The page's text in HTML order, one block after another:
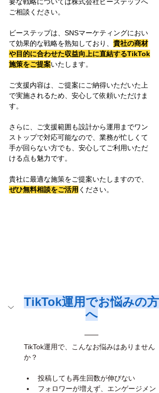
ご相談ください。
ビーステップは、SNSマーケティングにおい
て効果的な戦略を熟知しており、 貴社の商材
や目的に合わせた収益向上に直結するTikTok
施策をご提案いたします。
ご支援内容は、ご提案にご納得いただいた上
で実施されるため、安心して依頼いただけま
す。
さらに、ご支援範囲も設計から運用までワン
ストップで対応可能なので、業務が忙しくて
手が回らない方でも、安心してご利用いただ
ける点も魅力です。
貴社に最適な施策をご提案いたしますので、
ぜひ無料相談をご活用 ください。
TikTok運用でお悩みの方
へ
TikTok運用で、こんなお悩みはありません
か？
投稿しても再生回数が伸びない
フォロワーが増えず、エンゲージメン